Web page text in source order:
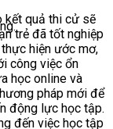
kết quả thi cử sẽ
trẻ đã tốt nghiệp
thực hiện ước mơ,
công việc ổn
học online và
pháp mới để
động lực học tập.
đến việc học tập